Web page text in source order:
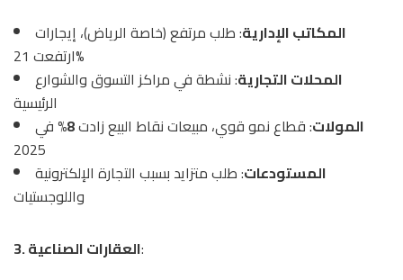
المكاتب الإدارية: طلب مرتفع (خاصة الرياض)، إيجارات
ارتفعت 21%
المحلات التجارية: نشطة في مراكز التسوق والشوارع
الرئيسية
المولات: قطاع نمو قوي، مبيعات نقاط البيع زادت8% في
2025
المستودعات: طلب متزايد بسبب التجارة الإلكترونية
واللوجستيات
3. العقارات الصناعية: